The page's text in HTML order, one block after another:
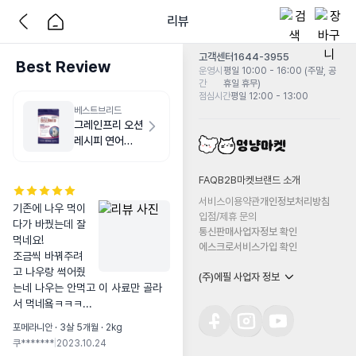
리뷰
Best Review
베스트브리드
그레인프리 오션
레시피 연어
기존에 나우 먹이
다가 바꿨는데 잘
먹네요!
조금씩 바꿔주려
고 나우랑 썩어줬
는네 나우는 안먹고 이 사료만 골라
서 먹네욬ㅋㅋㅋ...
포메라니안 · 3살 5개월 · 2kg
쿠******* 2023.10.24
고객센터1644-3955
운영시
간
평일 10:00 - 16:00 (주말, 공
휴일 휴무)
점심시간평일 12:00 - 13:00
FAQB2B마켓 브랜드 소개
서비스이용약관개인정보처리방침
입점/제휴 문의
통신판매사업자정보 확인
에스크로서비스가입 확인
(주)에필 사업자 정보